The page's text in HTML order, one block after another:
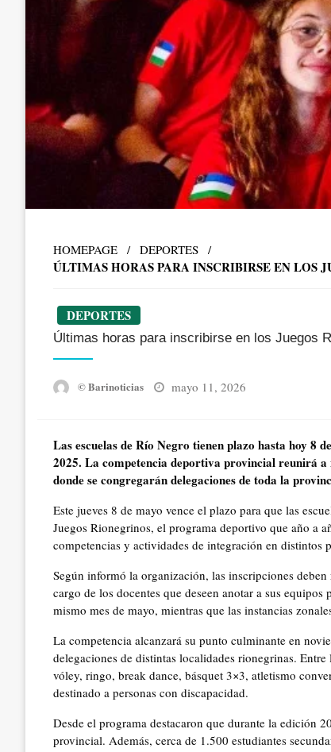
HOMEPAGE DEPORTES
ÚLTIMAS HORAS PARA INSCRIBIRSE EN LOS
DEPORTES
Últimas horas para inscribirse en los Juegos
© Barinoticias
Posted
mayo 11, 2026
Las escuelas de Río Negro tienen plazo hasta hoy 8
2025. La competencia deportiva provincial reunirá
donde se congregarán delegaciones de toda la
Este jueves 8 de mayo vence el plazo para que las
Juegos Rionegrinos, el programa deportivo que año a
competencias y actividades de integración en distintos
Según informó la organización, las inscripciones
cargo de los docentes que deseen anotar a sus
mismo mes de mayo, mientras que las instancias
La competencia alcanzará su punto culminante en
delegaciones de distintas localidades rionegrinas.
vóley, ringo, break dance, básquet 3×3, atletismo
destinado a personas con discapacidad.
Desde el programa destacaron que durante la edición
provincial. Además, cerca de 1.500 estudiantes